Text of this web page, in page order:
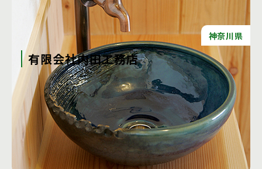
神奈川県
有限会社内田工務店
内田工務店は、神奈川県伊勢原市に拠点を置く宮大工集団で
す。 関東一円をはじめ全国各地の社寺建築・数寄屋建築・古
民家の新築・改修及び国宝・重要文化財等の文化財修復、そ
の他、 伝統建築の技を用いた高級和風住宅の施工を行ってい
ます。 東京・神奈川の数寄屋建築・高級和風住宅のご用命
は、確かな技術力の神奈川県の内田工務店にお任せくださ
い。
工務店の詳細を見る